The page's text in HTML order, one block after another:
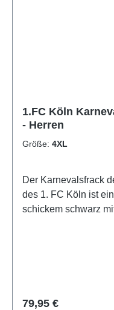
1.FC Köln
- Herren
Größe: 4XL
Der Karnevalsfrack
des 1. FC Köln ist
schickem schwarz
Regulärer Preis:
79,95 €